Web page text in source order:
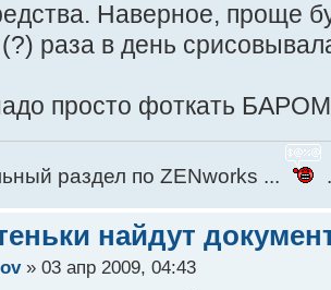
Наверное, проще
раза в день
просто фоткать
раздел по ZENworks ...
найдут
» 03 апр 2009, 04:43